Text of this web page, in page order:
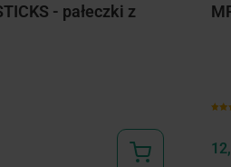
- pałeczki z
12,